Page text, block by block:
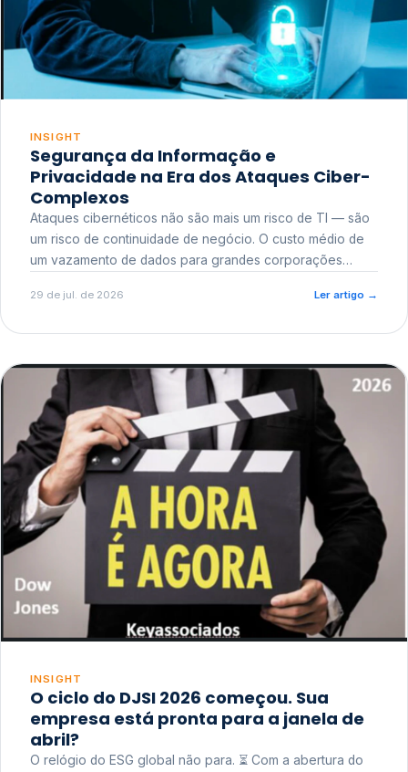
INSIGHT
Segurança da Informação e
Privacidade na Era dos Ataques Ciber-
Complexos
Ataques cibernéticos não são mais um risco de TI — são
um risco de continuidade de negócio. O custo médio de
um vazamento de dados para grandes corporações
reputacional e o risco regulatório junto a órgãos como a
29 de jul. de 2026 Ler artigo →
INSIGHT
O ciclo do DJSI 2026 começou. Sua
empresa está pronta para a janela de
abril?
O relógio do ESG global não para. ⏳ Com a abertura do